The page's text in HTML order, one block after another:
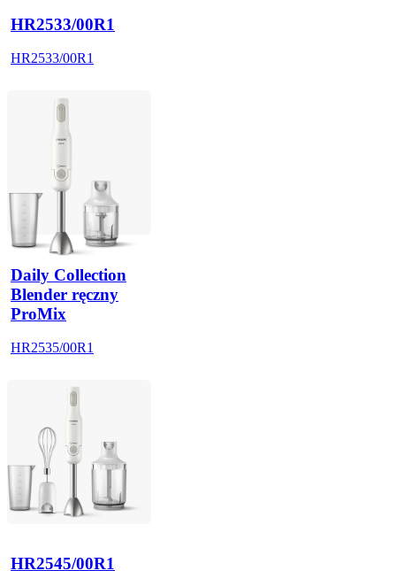
HR2533/00R1
HR2533/00R1
Daily Collection
Blender ręczny
ProMix
HR2535/00R1
HR2545/00R1